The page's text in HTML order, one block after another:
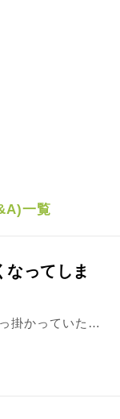
一覧
なってしま
こんばんは。 かねてからずっと心に引っ掛かっていたことを相談させてください。 私は大学を卒業して、現在社会人2年目です。 同期は全国に十数人いますが、特に女性陣と仲良くなれず孤立したりいじめに近いことをされています。 例えば、研修中私抜きでお手洗いに行く、私と話していてもつまらなさそうにしてほかの女性たちのところに行く、返答がそっけない、過去に病気をしたことをズバズバ聞いてくる…などです。 私自身何か彼女たちにひどい言動をしてしまったのか振り替えってみても、記憶には全くありません。無意識にしていたのならば気を付けようと細心の注意を払い、優しく明るく接しても、彼女たちの態度は変わることはありませんでした。 元々大人しめの私の性格と、にぎやかな彼女たちの性格が合わなかったのかもしれません。 ちなみに男性陣はそんな女性陣を見て見ぬふりです。 そして私にはその男性陣の中に、内緒で付き合っている彼氏がいます。 私がこのように彼女たちから嫌われている様子は、彼は何度も目の当たりにしています。明らかに女性陣が私にひどい言動をしていても、影で励ましてくれたりさりげなくかばってくれることはありません。むしろ「同期なんだから仲良くしろ」の一点張りで、同期に心を閉ざした私を責めています。 それが私にはとても不思議でなりません。 もしかしたら女性陣の中で彼に実は好意を抱いている人がいて、どこからかのうわさで彼と私の関係を知っての嫉妬での言動かな、と今は勝手に仮説を立てています。 彼は決してイケメンではありませんが、同期の男性陣の中では顔立ちはいい方なので、彼自身もどこか女性陣からの自分の保身に走って私を責めているのかもしれません。 彼とも同期のことがきっかけであまり上手くいかなくなりました。 会っては喧嘩を重ねてばかりです。いつ別れてもおかしくない状況です。 そして、同期からのこのような言動がきっかけで研修にも参加できる状態ではなくなり、人事にとても迷惑をかけてしまっています。 私はどうすればいいのかわかりません。私の何が間違っていたのでしょうか。何をすれば正解だったのでしょうか。